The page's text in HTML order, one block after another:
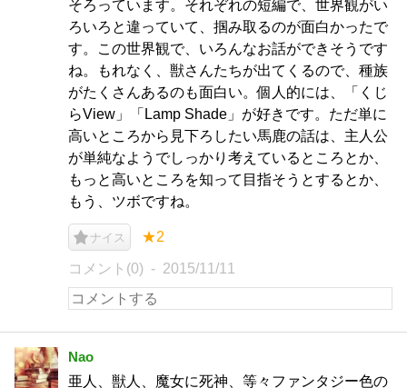
そろっています。それぞれの短編で、世界観がい
ろいろと違っていて、掴み取るのが面白かったで
す。この世界観で、いろんなお話ができそうです
ね。もれなく、獣さんたちが出てくるので、種族
がたくさんあるのも面白い。個人的には、「くじ
らView」「Lamp Shade」が好きです。ただ単に
高いところから見下ろしたい馬鹿の話は、主人公
が単純なようでしっかり考えているところとか、
もっと高いところを知って目指そうとするとか、
もう、ツボですね。
ナイス ★2
コメント(0) 2015/11/11
Nao
亜人、獣人、魔女に死神、等々ファンタジー色の